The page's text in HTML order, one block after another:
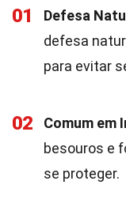
01 Defesa
defesa
para evitar
02 Comum em
besouros e
se proteger.